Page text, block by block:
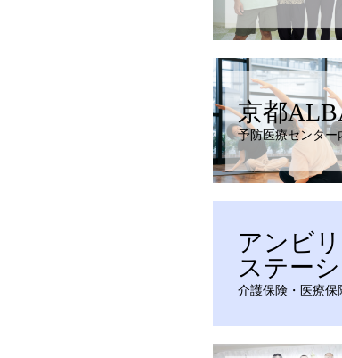
京都
予防医療センター
アンビ
ステー
介護保険・医療保